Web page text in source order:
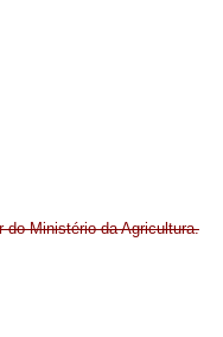
do Ministério da Agricultura.